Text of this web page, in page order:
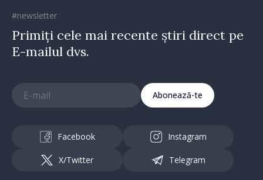
#newsletter
Primiți cele mai recente știri direct pe
E-mailul dvs.
Abonează-te
Facebook Instagram
X/Twitter Telegram